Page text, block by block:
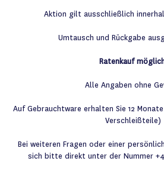
Aktion gilt ausschließlich
Umtausch und Rückgabe
Ratenkauf
Alle Angaben ohne
Auf Gebrauchtware erhalten Sie 12
Verschleißteile)
Bei weiteren Fragen oder einer
sich bitte direkt unter der Nummer